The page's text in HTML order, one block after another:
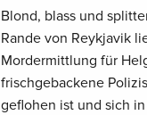
Blond, blass und
Rande von Reykjavik
Mordermittlung für
frischgebackene
geflohen ist und sich